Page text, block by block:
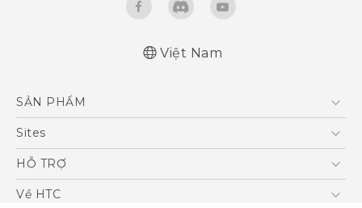
Việt Nam
SẢN PHẨM
5G
Điện Thoại Thông Minh
VIVE
Sites
HTC Dev
HỖ TRỢ
Trung tâm hỗ trợ
Về HTC